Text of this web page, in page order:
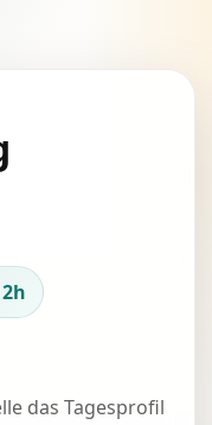
das Tagesprofil